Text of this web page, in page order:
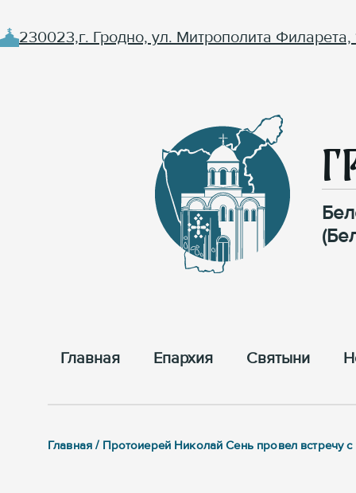
230023,г. Гродно, ул. Митрополита Филарета,
Главная Епархия Cвятыни
Главная / Протоиерей Николай Сень провел встречу